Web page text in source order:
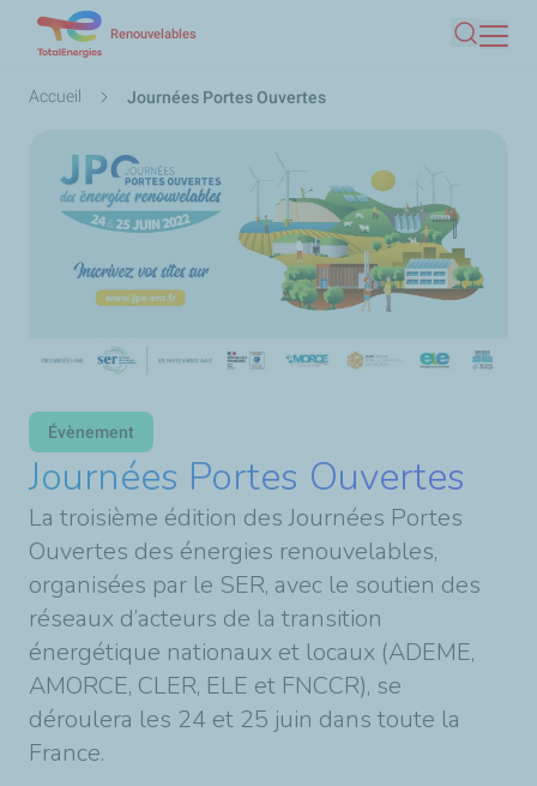
contenu
Renouvelables
Fil
Accueil Journées Portes Ouvertes
Évènement
Journées Portes Ouvertes
La troisième édition des Journées Portes
Ouvertes des énergies renouvelables,
organisées par le SER, avec le soutien des
réseaux d’acteurs de la transition
énergétique nationaux et locaux (ADEME,
AMORCE, CLER, ELE et FNCCR), se
déroulera les 24 et 25 juin dans toute la
France.